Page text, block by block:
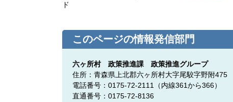
ド
このページの情報発信部門
六ヶ所村 政策推進課 政策推進グループ
住所：青森県上北郡六ヶ所村大字尾駮字野附475
電話番号：0175-72-2111
（内線361から366）
直通番号：0175-72-8136